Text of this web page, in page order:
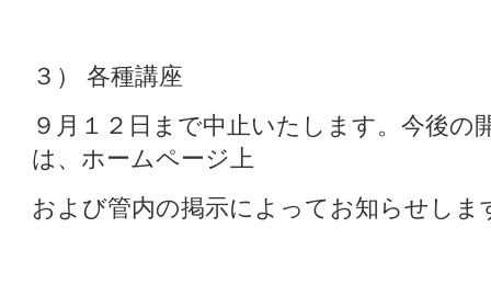
３） 各種講座
９月１２日まで中止いたします。今後の
は、ホームページ上
および管内の掲示によってお知らせし